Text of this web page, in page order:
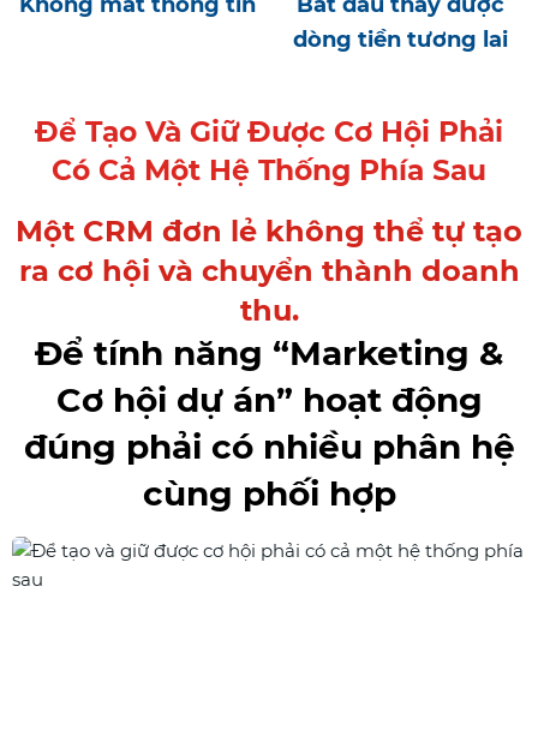
dòng tiền tương lai
Để Tạo Và Giữ Được Cơ Hội Phải
Có Cả Một Hệ Thống Phía Sau
Một CRM đơn lẻ không thể tự tạo
ra cơ hội và chuyển thành doanh
thu.
Để tính năng “Marketing &
Cơ hội dự án” hoạt động
đúng phải có nhiều phân hệ
cùng phối hợp